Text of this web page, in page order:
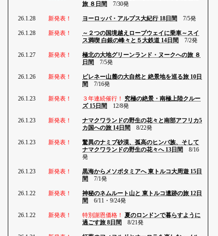
旅 ８日間
7/30発
26.1.28 新発表！ ヨーロッパ・アルプス大紀行 18日間 7/5発
26.1.28 新発表！
～２つの国境越えロープウェイに乗車～スイ
ス満喫 白銀の峰々と５大鉄道 14日間
7/2発
26.1.27 新発表！
極北の大地グリーンランド・ヌークへの旅 ８
日間
7/5発
26.1.26 新発表！
ピレネー山麓の大自然と 絶景地を巡る旅 10日
間
7/16発
26.1.23 新発表！ ３年連続催行！ 究極の絶景・南極上陸クルー
ズ 15日間
12/8発
26.1.23 新発表！
ナマクワランドの野生の花々と南部アフリカ5
カ国への旅 14日間
8/22発
26.1.23 新発表！
驚異のナミブ砂漠、孤高のヒンバ族、そして
ナマクワランドの野生の花々へ 13日間
8/16
発
26.1.23 新発表！
黒海からメソポタミアへ 東トルコ大周遊 15日
間
7/1発
26.1.22 新発表！
神秘のネムルート山と 東トルコ遺跡の旅 12日
間
6/11・9/24発
26.1.22 新発表！ 特別謝恩価格！夏のロンドンで暮らすように
過ごす旅 8日間
8/21発